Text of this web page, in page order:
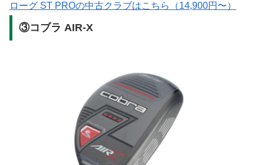
ローグ ST PROの中古クラブはこちら（14,900円〜）
③コブラ AIR-X